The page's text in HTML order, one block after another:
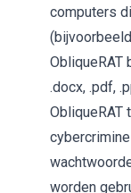
computers
ObliqueRAT
.docx, .pdf,
ObliqueRAT
worden